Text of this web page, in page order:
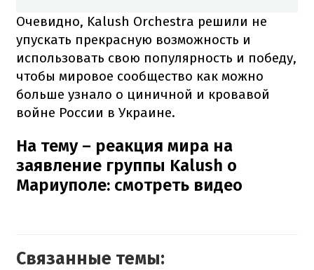
Очевидно, Kalush Orchestra решили не
упускать прекрасную возможность и
использовать свою популярность и победу,
чтобы мировое сообщество как можно
больше узнало о циничной и кровавой
войне России в Украине.
На тему – реакция мира на
заявление группы Kalush о
Мариуполе: смотреть видео
Связанные темы: